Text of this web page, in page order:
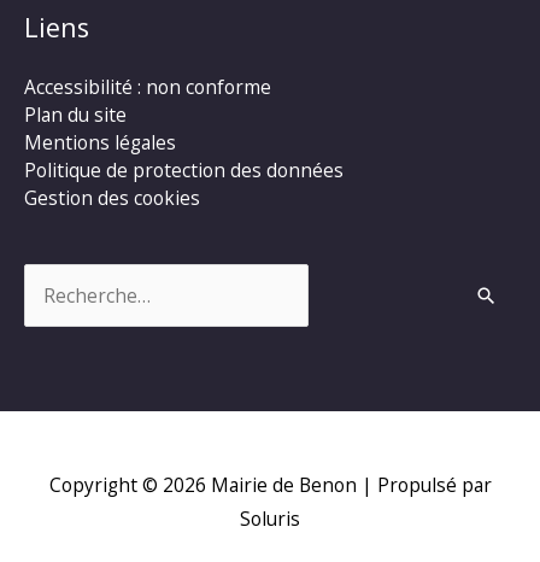
Liens
Accessibilité : non conforme
Plan du site
Mentions légales
Politique de protection des données
Gestion des cookies
Copyright © 2026 Mairie de Benon | Propulsé par
Soluris